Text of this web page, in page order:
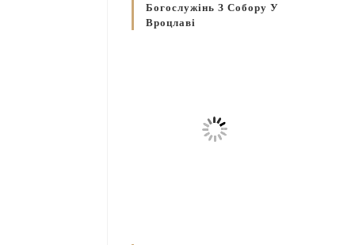
Богослужінь З Собору У
Вроцлаві